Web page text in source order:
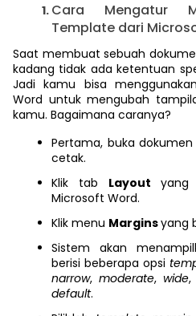
Cara Mengatur
Template dari
Saat membuat sebuah
kadang tidak ada ketentuan
Jadi kamu bisa
Word untuk mengubah
kamu. Bagaimana caranya?
Pertama, buka
cetak.
Klik tab Layout
Microsoft Word.
Klik menu Marginsyang
Sistem akan
berisi beberapa opsi
narrow, moderate, wide,
default.